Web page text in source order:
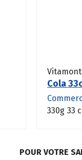
Vitamont
Cola
330g 33
POUR VOTRE